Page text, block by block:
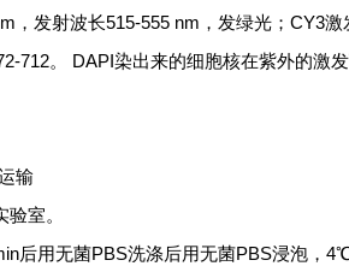
，发射波长515-555 nm，发绿光；CY3
712。 DAPI染出来的细胞核在紫外的激
输
室。
后用无菌PBS洗涤后用无菌PBS浸泡，